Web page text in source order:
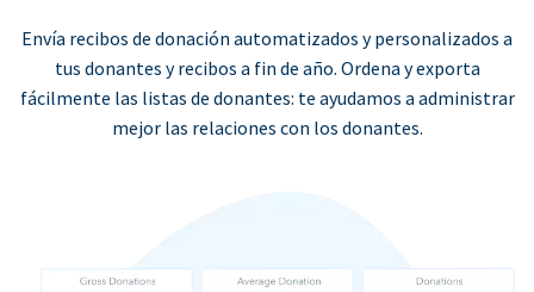
Envía recibos de donación automatizados y personalizados a
tus donantes y recibos a fin de año. Ordena y exporta
fácilmente las listas de donantes: te ayudamos a administrar
mejor las relaciones con los donantes.